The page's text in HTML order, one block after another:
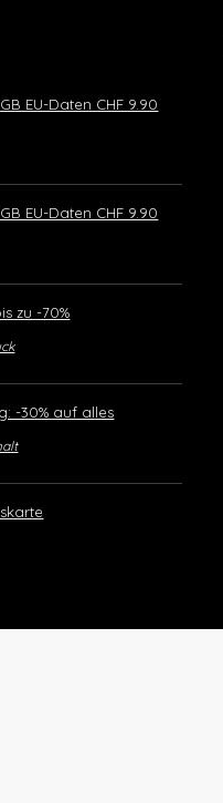
EU-Daten CHF 9.90
EU-Daten CHF 9.90
zu -70%
-30% auf alles